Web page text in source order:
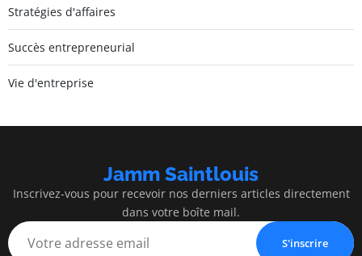
Stratégies d'affaires
Succès entrepreneurial
Vie d'entreprise
Jamm Saintlouis
Inscrivez-vous pour recevoir nos derniers articles directement
dans votre boîte mail.
S'inscrire